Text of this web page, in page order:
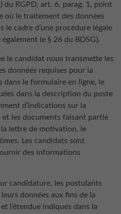
du RGPD, art. 6, parag. 1, point
où le traitement des données
le cadre d’une procédure légale
le § 26 du BDSG).
le candidat nous transmette les
données requises pour la
dans le formulaire en ligne, le
dans la description du poste
d’indications sur la
et les documents faisant partie
lettre de motivation, le
Les candidats sont
des informations
candidature, les postulants
données aux fins de la
l’étendue indiqués dans la